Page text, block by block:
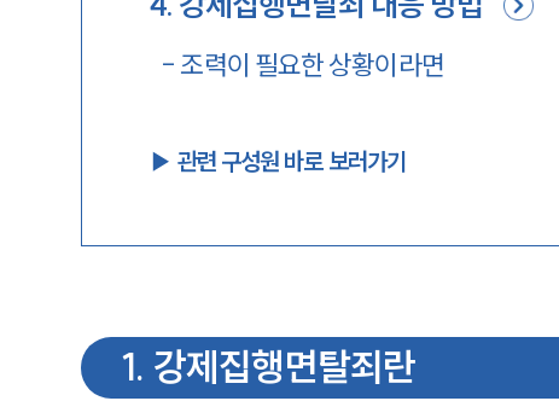
- 조력이 필요한 상황이라면
▶︎ 관련 구성원 바로 보러가기
1. 강제집행면탈죄란